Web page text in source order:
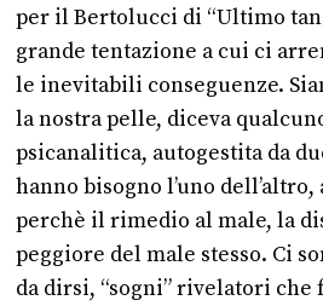
per il Bertolucci di “Ultimo
grande tentazione a cui ci
le inevitabili conseguenze.
la nostra pelle, diceva
psicanalitica, autogestita da
hanno bisogno l’uno
perchè il rimedio al male, la
peggiore del male stesso. Ci
da dirsi, “sogni” rivelatori che